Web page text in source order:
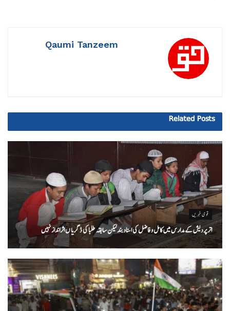
Qaumi Tanzeem
Related Posts
قومی خبریں
اتر پردیش کےمدارس میں کامل و فاضل کی اسناد بند لیکن سابقہ طلبا کی ڈگریا ں اثرانداز نہیں